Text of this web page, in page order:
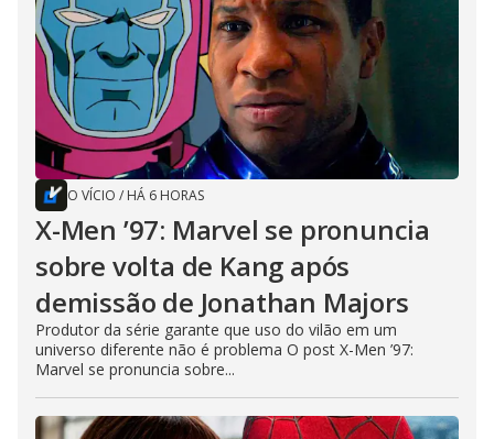
O VÍCIO / HÁ 6 HORAS
X-Men ’97: Marvel se pronuncia
sobre volta de Kang após
demissão de Jonathan Majors
Produtor da série garante que uso do vilão em um
universo diferente não é problema O post X-Men ’97:
Marvel se pronuncia sobre...